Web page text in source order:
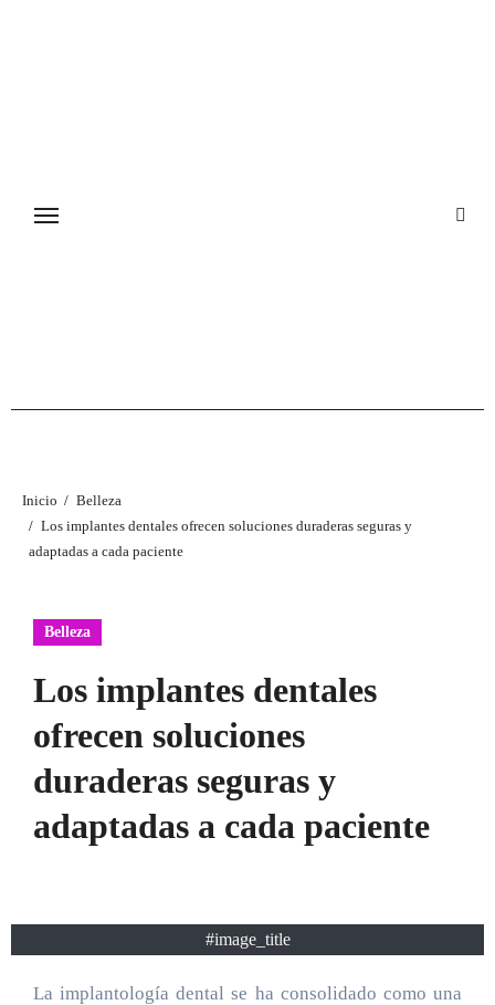
Inicio
Belleza
Los implantes dentales ofrecen soluciones duraderas seguras y
adaptadas a cada paciente
Belleza
Los implantes dentales
ofrecen soluciones
duraderas seguras y
adaptadas a cada paciente
#image_title
La implantología dental se ha consolidado como una